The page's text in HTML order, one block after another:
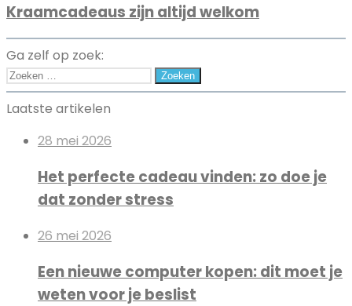
een
onderneming?
altijd
welkom
Kraamcadeaus zijn altijd welkom
Ga zelf op zoek:
Zoeken
naar:
Laatste artikelen
28 mei 2026
Het perfecte cadeau vinden: zo doe je
dat zonder stress
26 mei 2026
Een nieuwe computer kopen: dit moet je
weten voor je beslist